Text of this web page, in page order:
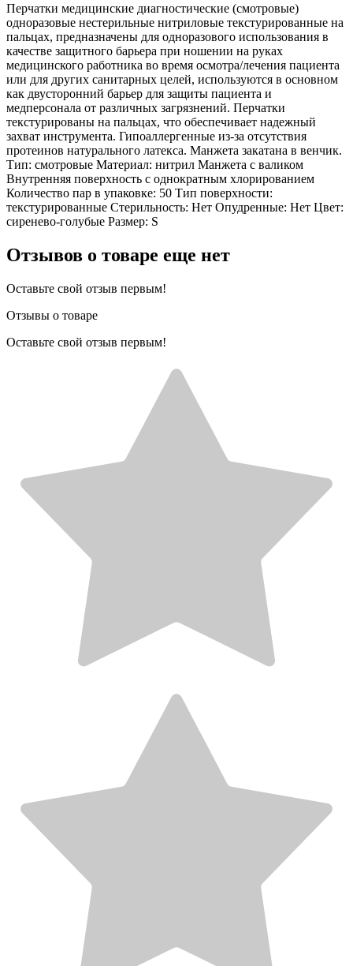
Перчатки медицинские диагностические (смотровые)
одноразовые нестерильные нитриловые текстурированные на
пальцах, предназначены для одноразового использования в
качестве защитного барьера при ношении на руках
медицинского работника во время осмотра/лечения пациента
или для других санитарных целей, используются в основном
как двусторонний барьер для защиты пациента и
медперсонала от различных загрязнений. Перчатки
текстурированы на пальцах, что обеспечивает надежный
захват инструмента. Гипоаллергенные из-за отсутствия
протеинов натурального латекса. Манжета закатана в венчик.
Тип: смотровые Материал: нитрил Манжета с валиком
Внутренняя поверхность с однократным хлорированием
Количество пар в упаковке: 50 Тип поверхности:
текстурированные Стерильность: Нет Опудренные: Нет Цвет:
сиренево-голубые Размер: S
Отзывов о товаре еще нет
Оставьте свой отзыв первым!
Отзывы о товаре
Оставьте свой отзыв первым!